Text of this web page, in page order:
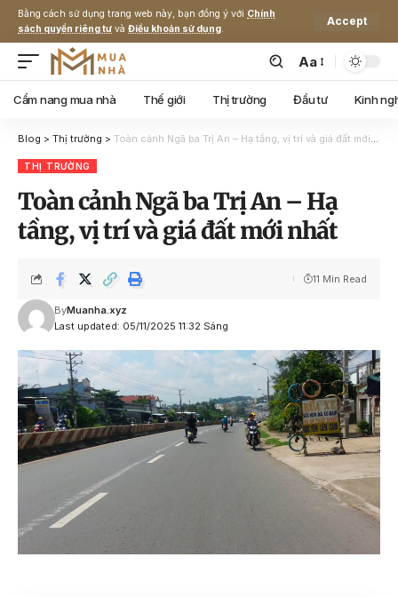
Bằng cách sử dụng trang web này, bạn đồng ý với Chính
sách quyền riêng tư và Điều khoản sử dụng.
Accept
Aa
Cẩm nang mua nhà Thế giới Thị trường Đầu tư Kinh
Blog > Thị trường > Toàn cảnh Ngã ba Trị An – Hạ tầng, vị trí và giá đất mới nhất
THỊ TRƯỜNG
Toàn cảnh Ngã ba Trị An – Hạ
tầng, vị trí và giá đất mới nhất
Last updated: 05/11/2025 11:32 Sáng
ByMuanha.xyz
11 Min Read